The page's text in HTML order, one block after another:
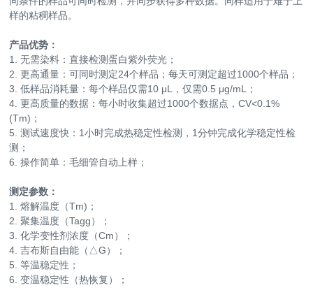
样的粘稠样品。
产品优势：
1. 无需染料：直接检测蛋白紫外荧光；
2. 更高通量：可同时测定24个样品；每天可测定超过1000个样品；
3. 低样品消耗量：每个样品仅需10 μL，仅需0.5 μg/mL；
4. 更高质量的数据：每小时收集超过1000个数据点，CV<0.1%
(Tm)；
5. 测试速度快：1小时完成热稳定性检测，1分钟完成化学稳定性检
测；
6. 操作简单：毛细管自动上样；
测定参数：
1.熔解温度（Tm)；
2. 聚集温度（Tagg）；
3. 化学变性剂浓度（Cm）；
4. 吉布斯自由能（△G）；
5. 等温稳定性；
6. 变温稳定性（热恢复）；